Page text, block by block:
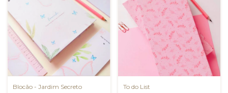
Blocão - Jardim Secreto To do List